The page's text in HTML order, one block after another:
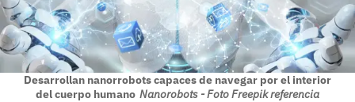
Desarrollan nanorrobots capaces de navegar por el interior
del cuerpo humano Nanorobots - Foto Freepik referencia